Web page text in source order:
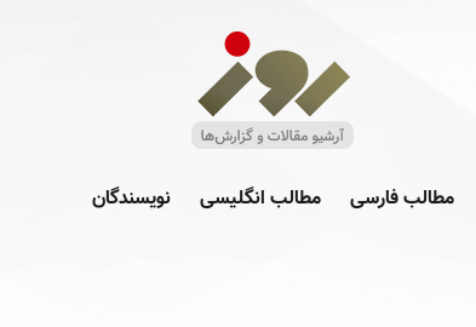
مطالب فارسی مطالب انگلیسی نویسندگان